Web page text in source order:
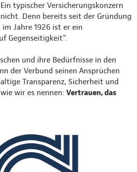
typischer Versicherungskonzern
Denn bereits seit der Gründung
Jahre 1926 ist er ein
Gegenseitigkeit".
und ihre Bedürfnisse in den
der Verbund seinen Ansprüchen
Transparenz, Sicherheit und
wir es nennen: Vertrauen, das